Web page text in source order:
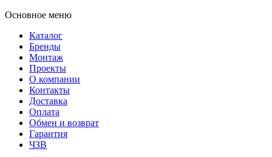
Основное меню
Каталог
Бренды
Монтаж
Проекты
О компании
Контакты
Доставка
Оплата
Обмен и возврат
Гарантия
ЧЗВ